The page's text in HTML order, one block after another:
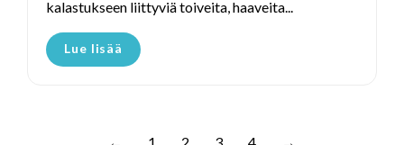
kalastukseen liittyviä toiveita, haaveita...
Lue lisää